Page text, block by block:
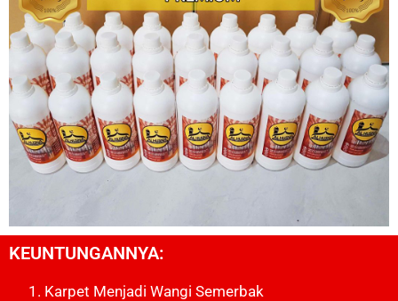
KEUNTUNGANNYA:
Karpet Menjadi Wangi Semerbak